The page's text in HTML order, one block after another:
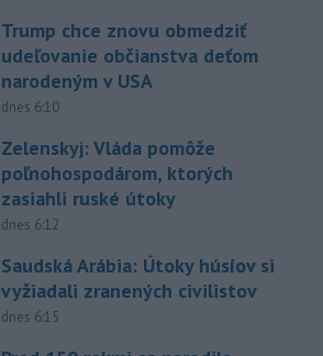
Trump chce znovu obmedziť
udeľovanie občianstva deťom
narodeným v USA
dnes 6:10
Zelenskyj: Vláda pomôže
poľnohospodárom, ktorých
zasiahli ruské útoky
dnes 6:12
Saudská Arábia: Útoky húsíov si
vyžiadali zranených civilistov
dnes 6:15